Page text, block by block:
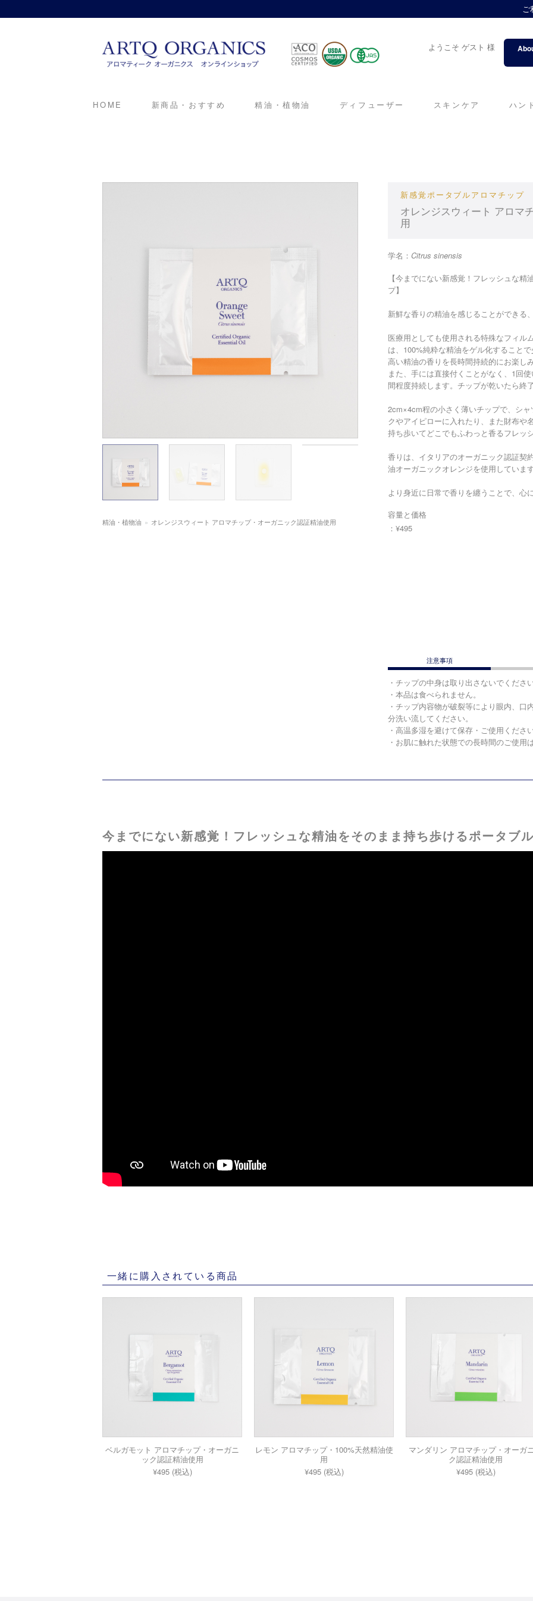
ご
ようこそ ゲスト 様
HOME 新商品・おすすめ 精油・植物油 ディフューザー スキンケア ハン
精油・植物油 » オレンジスウィート アロマチップ・オーガニック認証精油使用
新感覚ポータブルアロマチップ
オレンジスウィート アロマ
用
学名： Citrus sinensis
【今までにない新感覚！フレッシュな
プ】
新鮮な香りの精油を感じることができる
医療用としても使用される特殊なフィル
は、100%純粋な精油をゲル化すること
高い精油の香りを長時間持続的にお楽し
また、手には直接付くことがなく、1回
間程度持続します。チップが乾いたら終
2cm×4cm程の小さく薄いチップで、シ
クやアイピローに入れたり、また財布や
持ち歩いてどこでもふわっと香るフレッ
香りは、イタリアのオーガニック認証契
油オーガニックオレンジを使用しています
より身近に日常で香りを纏うことで、心
容量と価格
：¥495
注意事項
・チップの中身は取り出さないでください
・本品は食べられません。
・チップ内容物が破裂等により眼内、
分洗い流してください。
・高温多湿を避けて保存・ご使用ください
・お肌に触れた状態での長時間のご使用
今までにない新感覚！フレッシュな精油をそのまま持ち歩けるポータブ
一緒に購入されている商品
ベルガモット アロマチップ・オーガニ
ック認証精油使用
¥495 (税込)
レモン アロマチップ・100%天然精油使
用
¥495 (税込)
マンダリン アロマチップ・オーガ
ク認証精油使用
¥495 (税込)